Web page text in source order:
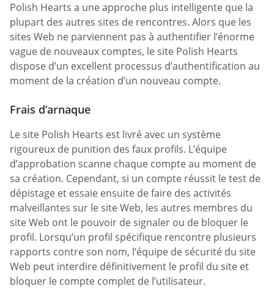
Polish Hearts a une approche plus intelligente que la
plupart des autres sites de rencontres. Alors que les
sites Web ne parviennent pas à authentifier l’énorme
vague de nouveaux comptes, le site Polish Hearts
dispose d’un excellent processus d’authentification au
moment de la création d’un nouveau compte.
Frais d’arnaque
Le site Polish Hearts est livré avec un système
rigoureux de punition des faux profils. L’équipe
d’approbation scanne chaque compte au moment de
sa création. Cependant, si un compte réussit le test de
dépistage et essaie ensuite de faire des activités
malveillantes sur le site Web, les autres membres du
site Web ont le pouvoir de signaler ou de bloquer le
profil. Lorsqu’un profil spécifique rencontre plusieurs
rapports contre son nom, l’équipe de sécurité du site
Web peut interdire définitivement le profil du site et
bloquer le compte complet de l’utilisateur.